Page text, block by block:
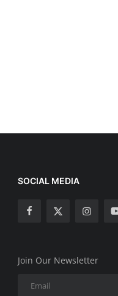
SOCIAL MEDIA
Join Our Newsletter